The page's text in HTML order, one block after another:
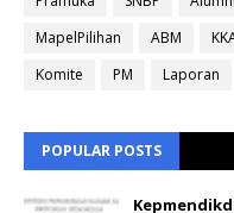
MapelPilihan
ABM
Komite
PM Laporan
POPULAR POSTS